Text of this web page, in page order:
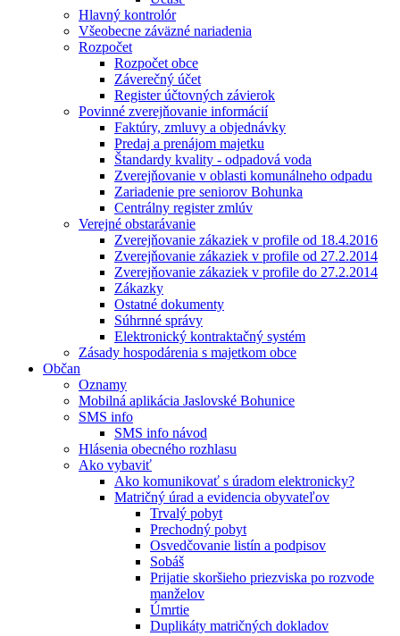
Hlavný kontrolór
Všeobecne záväzné nariadenia
Rozpočet
Rozpočet obce
Záverečný účet
Register účtovných závierok
Povinné zverejňovanie informácií
Faktúry, zmluvy a objednávky
Predaj a prenájom majetku
Štandardy kvality - odpadová voda
Zverejňovanie v oblasti komunálneho odpadu
Zariadenie pre seniorov Bohunka
Centrálny register zmlúv
Verejné obstarávanie
Zverejňovanie zákaziek v profile od 18.4.2016
Zverejňovanie zákaziek v profile od 27.2.2014
Zverejňovanie zákaziek v profile do 27.2.2014
Zákazky
Ostatné dokumenty
Súhrnné správy
Elektronický kontraktačný systém
Zásady hospodárenia s majetkom obce
Občan
Oznamy
Mobilná aplikácia Jaslovské Bohunice
SMS info
SMS info návod
Hlásenia obecného rozhlasu
Ako vybaviť
Ako komunikovať s úradom elektronicky?
Matričný úrad a evidencia obyvateľov
Trvalý pobyt
Prechodný pobyt
Osvedčovanie listín a podpisov
Sobáš
Prijatie skoršieho priezviska po rozvode
manželov
Úmrtie
Duplikáty matričných dokladov